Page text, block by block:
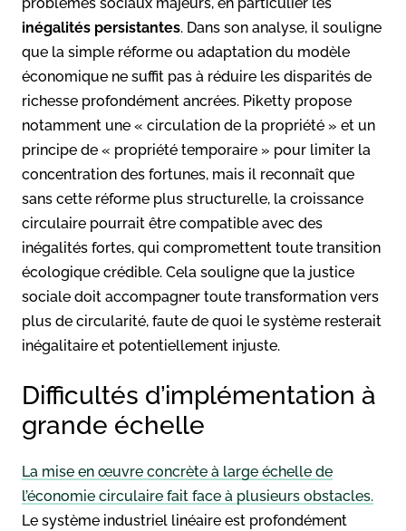
inégalités persistantes. Dans son analyse, il souligne
que la simple réforme ou adaptation du modèle
économique ne suffit pas à réduire les disparités de
richesse profondément ancrées. Piketty propose
notamment une « circulation de la propriété » et un
principe de « propriété temporaire » pour limiter la
concentration des fortunes, mais il reconnaît que
sans cette réforme plus structurelle, la croissance
circulaire pourrait être compatible avec des
inégalités fortes, qui compromettent toute transition
écologique crédible. Cela souligne que la justice
sociale doit accompagner toute transformation vers
plus de circularité, faute de quoi le système resterait
inégalitaire et potentiellement injuste.
Difficultés d’implémentation à
grande échelle
La mise en œuvre concrète à large échelle de
l’économie circulaire fait face à plusieurs obstacles.
Le système industriel linéaire est profondément